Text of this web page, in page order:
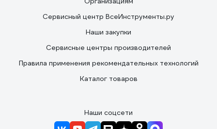
Сервисный центр ВсеИнструменты.ру
Наши закупки
Сервисные центры производителей
Правила применения рекомендательных технологий
Каталог товаров
Наши соцсети